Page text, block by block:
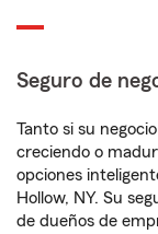
Seguro de
Tanto si su
creciendo o
opciones
Hollow, NY. Su
de dueños de